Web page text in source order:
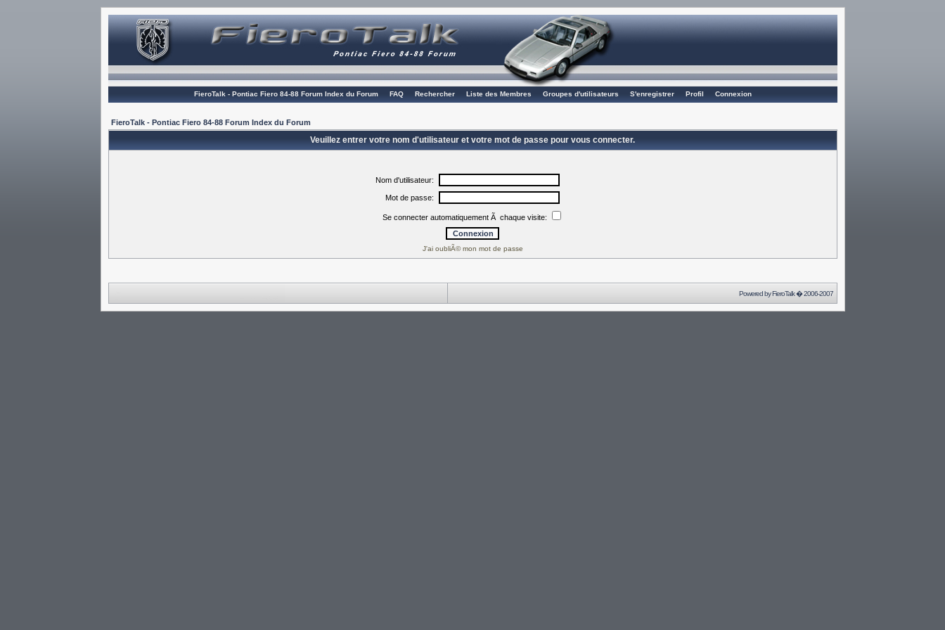
FieroTalk - Pontiac Fiero 84-88 Forum Index du Forum FAQ Rechercher Liste des Membres Groupes d'utilisateurs S'enregistrer Profil Connexion
FieroTalk - Pontiac Fiero 84-88 Forum Index du Forum
Veuillez entrer votre nom d'utilisateur et votre mot de passe pour vous connecter.
Nom d'utilisateur:
Mot de passe:
Se connecter automatiquement Ã chaque visite:
J'ai oubliÃ© mon mot de passe
Powered byFieroTalk� 2006-2007